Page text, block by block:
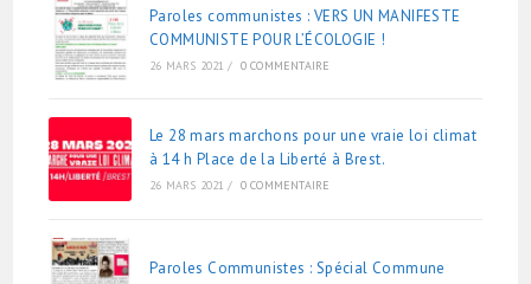
Paroles communistes : VERS UN MANIFESTE
COMMUNISTE POUR L’ÉCOLOGIE !
26 MARS 2021 / 0 COMMENTAIRE
Le 28 mars marchons pour une vraie loi climat
à 14 h Place de la Liberté à Brest.
26 MARS 2021 / 0 COMMENTAIRE
Paroles Communistes : Spécial Commune